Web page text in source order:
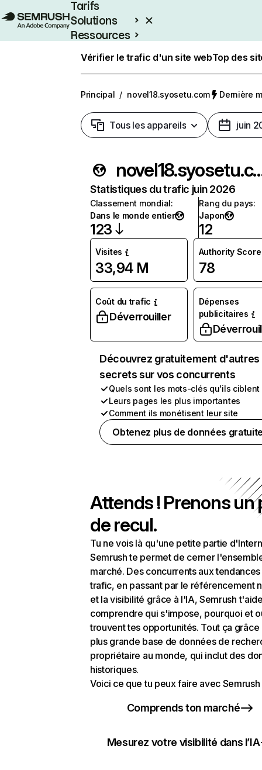
Tarifs
Solutions
Ressources
Vérifier le trafic d'un site webTop des
Principal / novel18.syosetu.com Dernière
Tous les appareils juin
Statistiques du trafic juin 2026
Classement mondial:
Dans le monde entier
123
Rang du pays:
Japon
12
Visites
33,94 M
Authority Score
78
Coût du trafic
Déverrouiller
Dépenses
publicitaires
Découvrez gratuitement d'autres
secrets sur vos concurrents
Quels sont les mots-clés qu'ils ciblent
Leurs pages les plus importantes
Comment ils monétisent leur site
Obtenez plus de données
Attends ! Prenons un
de recul.
Tu ne vois là qu'une petite partie
Semrush te permet de cerner
marché. Des concurrents aux
trafic, en passant par le référencement
et la visibilité grâce à l'IA, Semrush
comprendre qui s'impose, pourquoi et
trouvent tes opportunités. Tout ça grâce
plus grande base de données de
propriétaire au monde, qui inclut des
historiques.
Voici ce que tu peux faire avec Semrush
Comprends ton marché
Mesurez votre visibilité dans l’IA